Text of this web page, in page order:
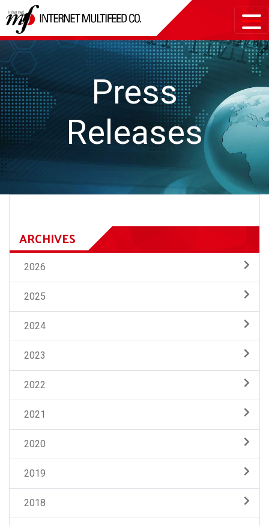
Press
Releases
ARCHIVES
2026
2025
2024
2023
2022
2021
2020
2019
2018